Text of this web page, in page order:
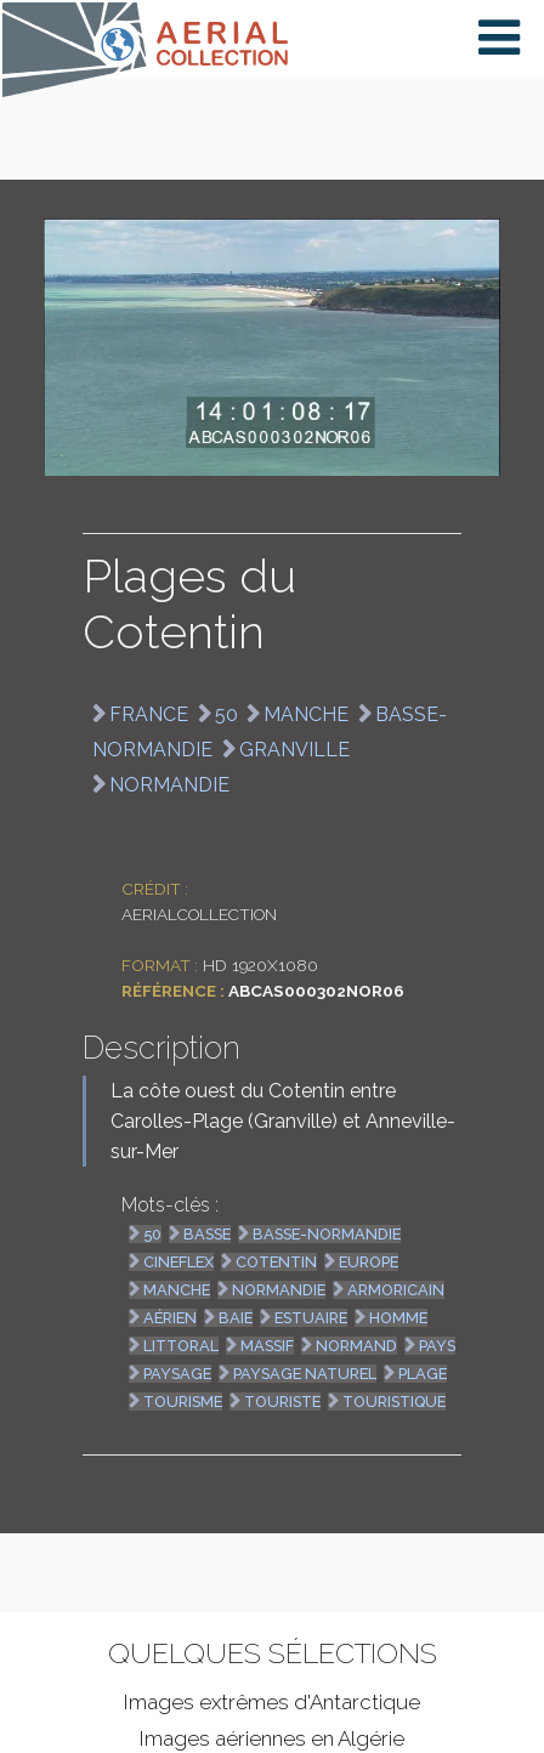
×
PAYS
CARTE
COLLECTIONS
Plages du
Cotentin
FRANCE 50 MANCHE
BASSE-
NORMANDIE
GRANVILLE
NORMANDIE
CRÉDIT :
AERIALCOLLECTION
FORMAT : HD 1920X1080
RÉFÉRENCE : ABCAS000302NOR06
Description
La côte ouest du Cotentin entre
Carolles-Plage (Granville) et Anneville-
sur-Mer
Mots-clés :
50 BASSE
BASSE-NORMANDIE
CINEFLEX
COTENTIN
EUROPE
MANCHE
NORMANDIE
ARMORICAIN
AÉRIEN
BAIE ESTUAIRE
HOMME
LITTORAL
MASSIF NORMAND
PAYS
PAYSAGE
PAYSAGE NATUREL
PLAGE
TOURISME
TOURISTE TOURISTIQUE
QUELQUES SÉLECTIONS
Images extrêmes d'Antarctique
Images aériennes en Algérie